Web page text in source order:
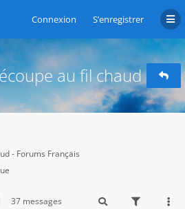
Connexion S’enregistrer
au fil chaud
- Forums Français
37 messages